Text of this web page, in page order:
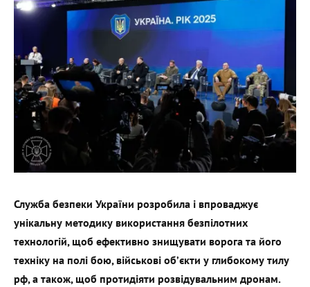
Служба безпеки України розробила і впроваджує
унікальну методику використання безпілотних
технологій, щоб ефективно знищувати ворога та його
техніку на полі бою, військові обʼєкти у глибокому тилу
рф, а також, щоб протидіяти розвідувальним дронам.